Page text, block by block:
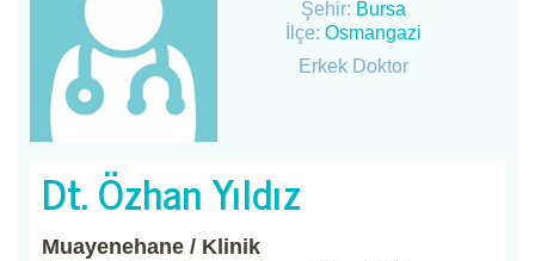
Şehir: Bursa
İlçe:Osmangazi
Erkek Doktor
Dt. Özhan Yıldız
Muayenehane / Klinik